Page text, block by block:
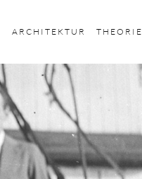
ARCHITEKTUR THEORIE